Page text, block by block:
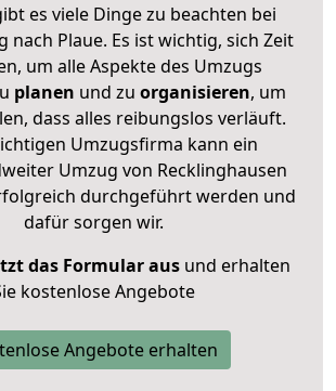
es viele Dinge zu beachten bei
nach Plaue. Es ist wichtig, sich Zeit
um alle Aspekte des Umzugs
planen und zu organisieren, um
dass alles reibungslos verläuft.
Umzugsfirma kann ein
Umzug von Recklinghausen
durchgeführt werden und
dafür sorgen wir.
das Formular ausund erhalten
kostenlose Angebote
Angebote erhalten